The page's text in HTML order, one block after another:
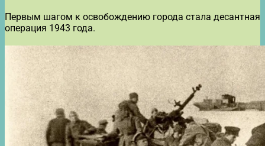
Первым шагом к освобождению города стала десантная
операция 1943 года.